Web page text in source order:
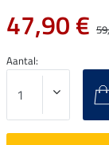
47,90 €
Aantal: